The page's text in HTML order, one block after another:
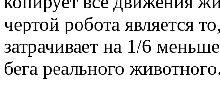
чертой робота является
затрачивает на 1/6
бега реального